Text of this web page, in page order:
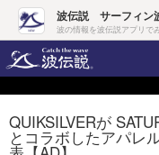
波伝説 サーフィン
波の情報を波伝説アプリで
ヘルプ マ
ログイン
QUIKSILVERが
とコラボしたアパレ
Core Surf Japan